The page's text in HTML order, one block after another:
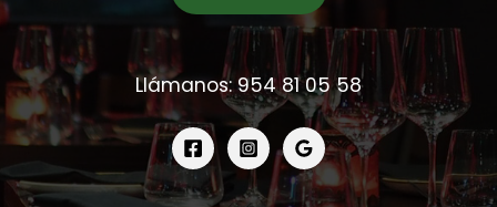
Llámanos: 954 81 05 58